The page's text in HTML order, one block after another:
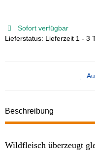
Sofort verfügbar
Lieferstatus: Lieferzeit 1 - 3
Beschreibung
Wildfleisch überzeugt